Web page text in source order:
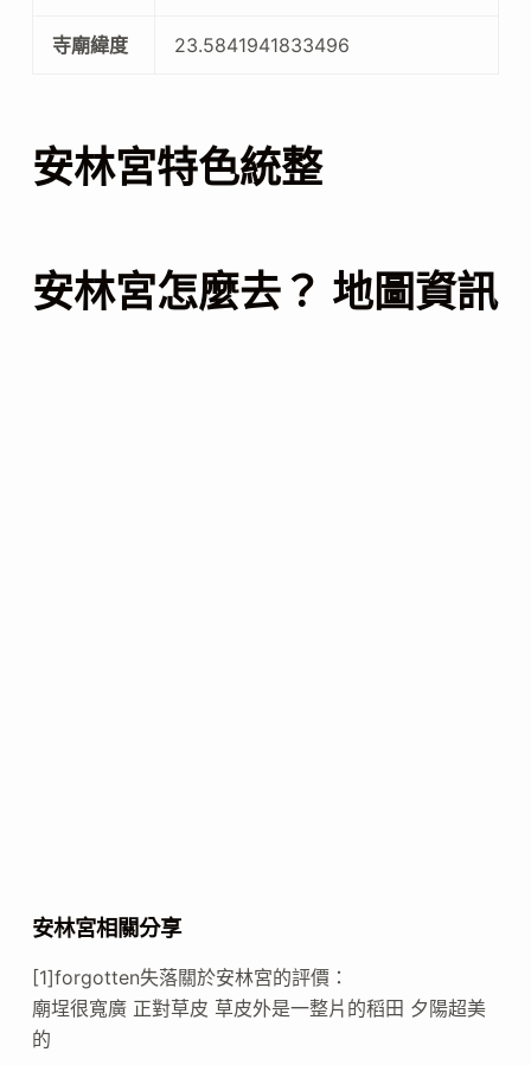
寺廟緯度 23.5841941833496
安林宮特色統整
安林宮怎麼去？ 地圖資訊
安林宮相關分享
[1]forgotten失落關於安林宮的評價：
廟埕很寬廣 正對草皮 草皮外是一整片的稻田 夕陽超美
的